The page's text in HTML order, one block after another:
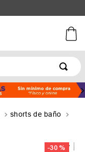
shorts de baño
-30 %